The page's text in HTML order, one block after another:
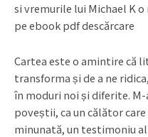
si vremurile lui Michael K
pe ebook pdf descărcare
Cartea este o amintire că
transforma și de a ne
în moduri noi și diferite.
poveștii, ca un călător
minunată, un testimoniu